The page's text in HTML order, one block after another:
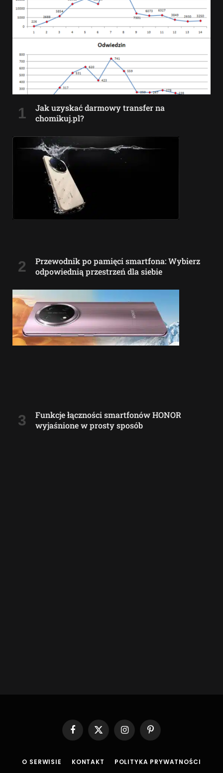
Jak uzyskać darmowy transfer na
chomikuj.pl?
Przewodnik po pamięci smartfona: Wybierz
odpowiednią przestrzeń dla siebie
Funkcje łączności smartfonów HONOR
wyjaśnione w prosty sposób
Facebook
X
(Twitter)
InstagramPinterest
O SERWISIE KONTAKT POLITYKA PRYWATNOŚCI